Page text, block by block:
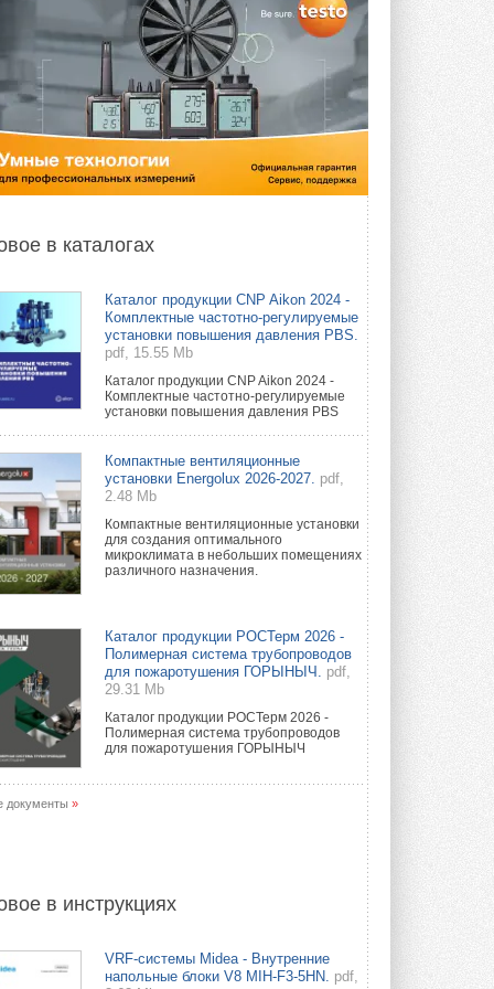
в каталогах
Каталог продукции CNP Aikon 2024 -
Комплектные частотно-регулируемые
установки повышения давления PBS.
pdf, 15.55 Mb
Каталог продукции CNP Aikon 2024 -
Комплектные частотно-регулируемые
установки повышения давления PBS
Компактные вентиляционные
установки Energolux 2026-2027. pdf,
2.48 Mb
Компактные вентиляционные установки
для создания оптимального
микроклимата в небольших помещениях
различного назначения.
Каталог продукции РОСТерм 2026 -
Полимерная система трубопроводов
для пожаротушения ГОРЫНЫЧ.
pdf,
29.31 Mb
Каталог продукции РОСТерм 2026 -
Полимерная система трубопроводов
для пожаротушения ГОРЫНЫЧ
документы »
в инструкциях
VRF-системы Midea - Внутренние
напольные блоки V8 MIH-F3-5HN. pdf,